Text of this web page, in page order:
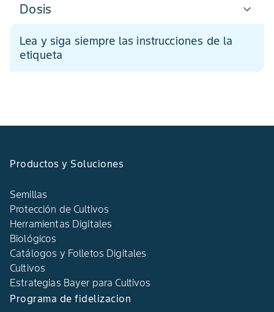
Dosis
Lea y siga siempre las instrucciones de la
etiqueta
Productos y Soluciones
Semillas
Protección de Cultivos
Herramientas Digitales
Biológicos
Catálogos y Folletos Digitales
Cultivos
Estrategias Bayer para Cultivos
Programa de fidelizacion